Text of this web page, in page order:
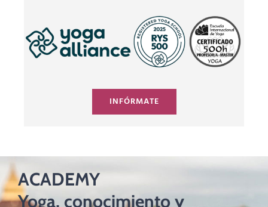
INFÓRMATE
ACADEMY
Yoga, conocimiento y